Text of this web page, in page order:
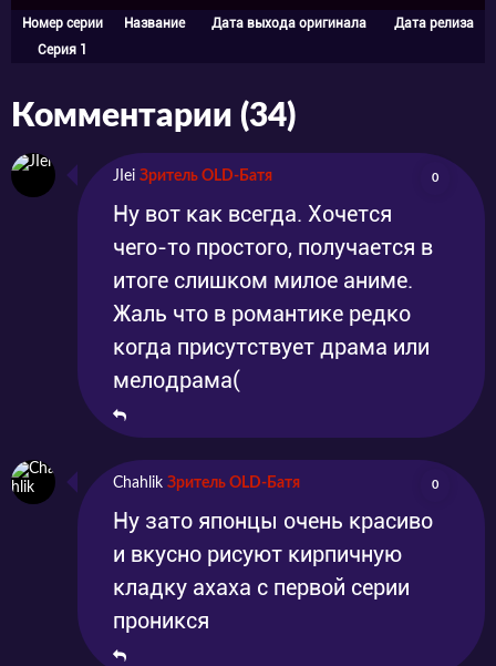
Номер серии Название Дата выхода оригинала
Дата релиза
Серия 1
Комментарии (34)
JIei Зритель OLD-Батя 0
Ну вот как всегда. Хочется
чего-то простого, получается в
итоге слишком милое аниме.
Жаль что в романтике редко
когда присутствует драма или
мелодрама(
Chahlik Зритель OLD-Батя 0
Ну зато японцы очень красиво
и вкусно рисуют кирпичную
кладку ахаха с первой серии
проникся